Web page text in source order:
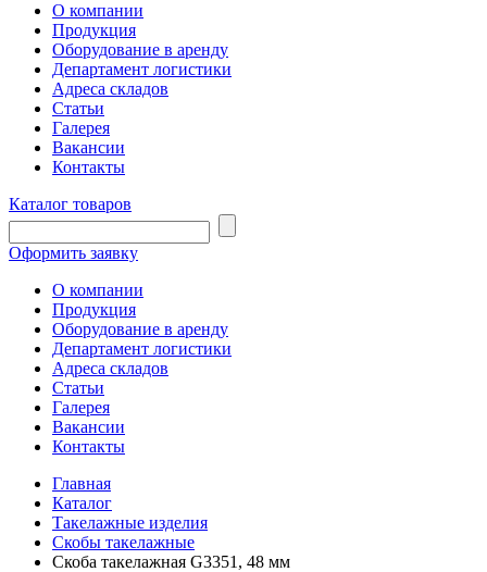
О компании
Продукция
Оборудование в аренду
Департамент логистики
Адреса складов
Статьи
Галерея
Вакансии
Контакты
Каталог товаров
Оформить заявку
О компании
Продукция
Оборудование в аренду
Департамент логистики
Адреса складов
Статьи
Галерея
Вакансии
Контакты
Главная
Каталог
Такелажные изделия
Скобы такелажные
Скоба такелажная G3351, 48 мм